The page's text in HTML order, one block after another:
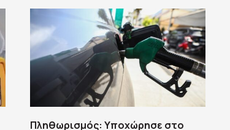
Πληθωρισμός: Υποχώρησε στο